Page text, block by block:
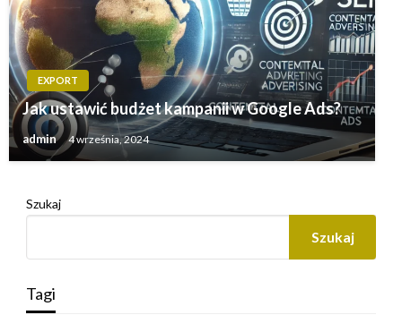
EXPORT
Jak ustawić budżet kampanii w Google Ads?
admin 4 września, 2024
Szukaj
Szukaj
Tagi